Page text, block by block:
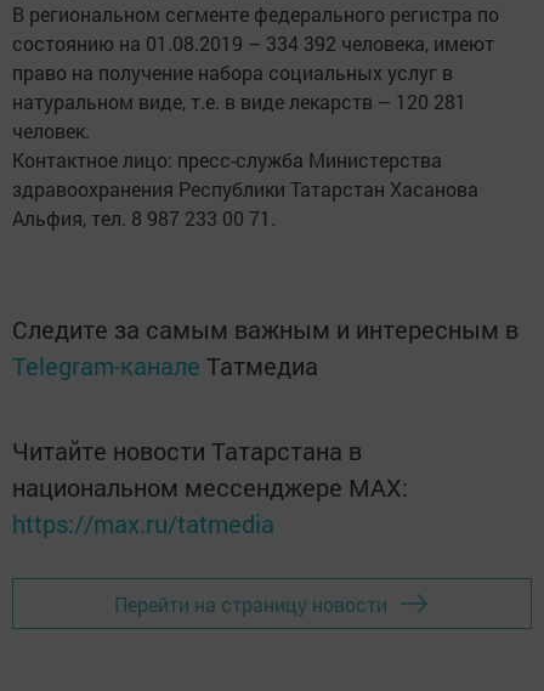
В региональном сегменте федерального регистра по
состоянию на 01.08.2019 – 334 392 человека, имеют
право на получение набора социальных услуг в
натуральном виде, т.е. в виде лекарств – 120 281
человек.
Контактное лицо: пресс-служба Министерства
здравоохранения Республики Татарстан Хасанова
Альфия, тел. 8 987 233 00 71.
Следите за самым важным и интересным в
Telegram-канале Татмедиа
Читайте новости Татарстана в
национальном мессенджере MАХ:
https://max.ru/tatmedia
Перейти на страницу новости